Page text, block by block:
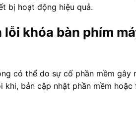
bị hoạt động hiệu quả.
lỗi khóa bàn phím
có thể do sự cố phần mềm
bản cập nhật phần mềm